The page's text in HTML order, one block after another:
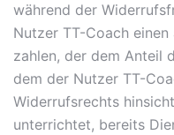
während der
Nutzer TT-Coach
zahlen, der dem Anteil
dem der Nutzer TT-
Widerrufsrechts
unterrichtet, bereits